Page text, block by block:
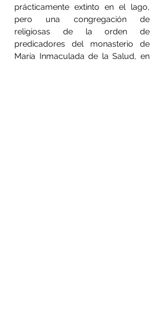
prácticamente extinto en el lago,
pero una congregación de
religiosas de la orden de
predicadores del monasterio de
María Inmaculada de la Salud, en